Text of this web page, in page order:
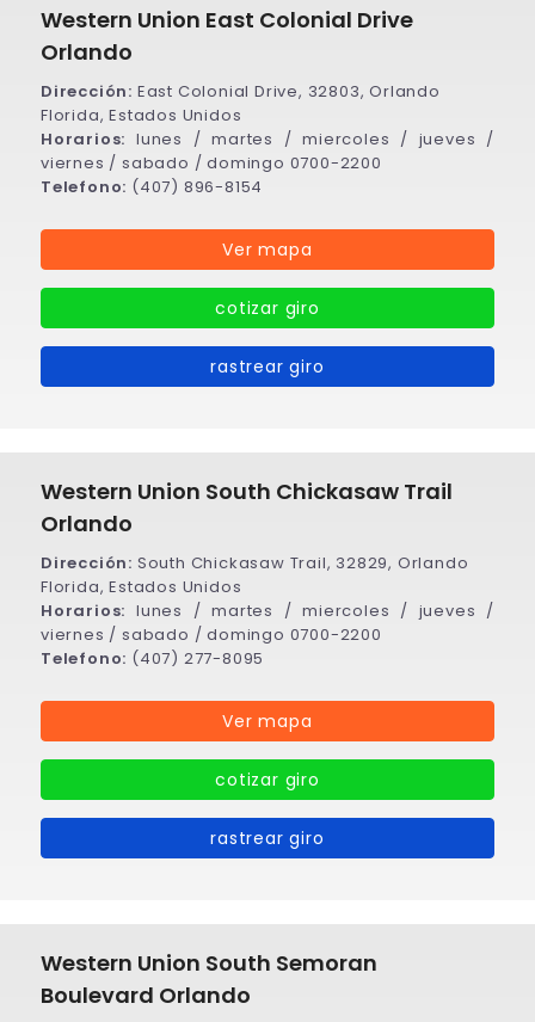
Western Union East Colonial Drive
Orlando
Dirección: East Colonial Drive, 32803, Orlando
Florida, Estados Unidos
Horarios: lunes / martes / miercoles / jueves /
viernes / sabado / domingo 0700-2200
Telefono: (407) 896-8154
Ver mapa
cotizar giro
rastrear giro
Western Union South Chickasaw Trail
Orlando
Dirección: South Chickasaw Trail, 32829, Orlando
Florida, Estados Unidos
Horarios: lunes / martes / miercoles / jueves /
viernes / sabado / domingo 0700-2200
Telefono: (407) 277-8095
Ver mapa
cotizar giro
rastrear giro
Western Union South Semoran
Boulevard Orlando